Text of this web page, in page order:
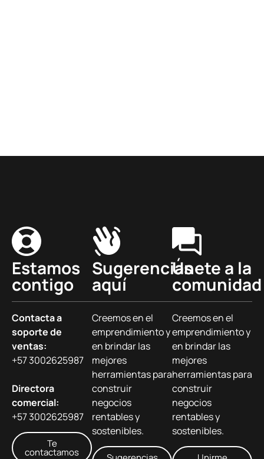
Estamos
contigo
Contacta a
soporte de
ventas:
+57 3002625987
Directora
comercial:
+57 3002625987
Te
contactamos
Sugerencias
aquí
Creemos en el
emprendimiento y
en brindar las
mejores
herramientas para
construir
negocios
rentables y
sostenibles.
Únete a la
comunidad
Creemos en el
emprendimiento y
en brindar las
mejores
herramientas para
construir
negocios
rentables y
sostenibles.